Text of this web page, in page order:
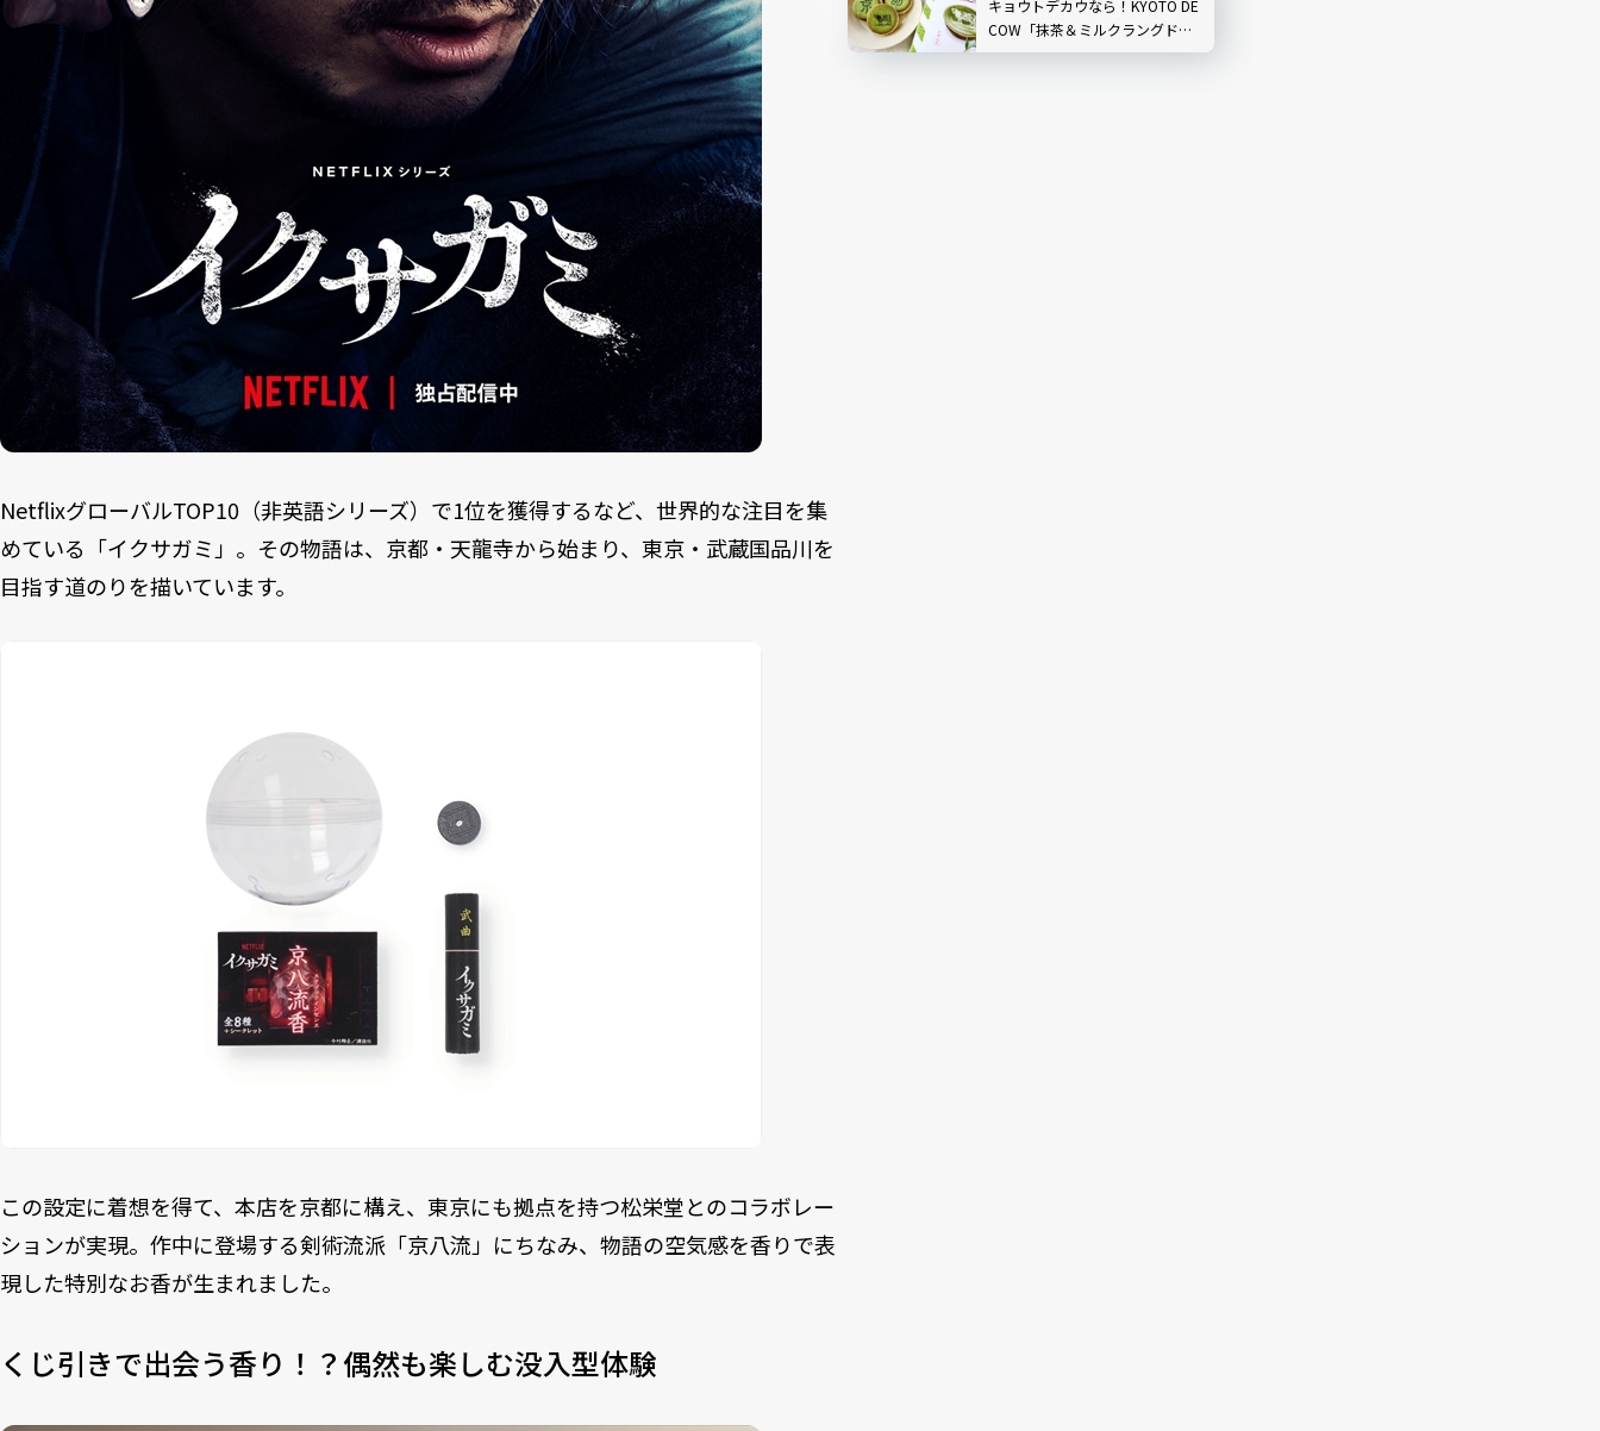
NetflixグローバルTOP10（非英語シリーズ）で1位を獲得するなど、世界的な注目を集
めている「イクサガミ」。その物語は、京都・天龍寺から始まり、東京・武蔵国品川を
目指す道のりを描いています。
この設定に着想を得て、本店を京都に構え、東京にも拠点を持つ松栄堂とのコラボレー
ションが実現。作中に登場する剣術流派「京八流」にちなみ、物語の空気感を香りで表
現した特別なお香が生まれました。
くじ引きで出会う香り！？偶然も楽しむ没入型体験
キョウトデカウなら！KYOTO DE
COW「抹茶＆ミルクラングドシ
ャ」実食ルポ